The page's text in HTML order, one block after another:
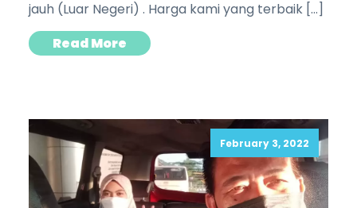
jauh (Luar Negeri) . Harga kami yang terbaik […]
Read More
February 3, 2022